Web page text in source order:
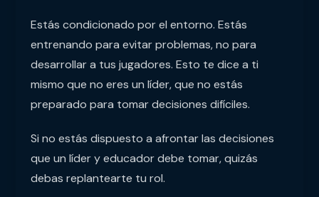
Estás condicionado por el entorno. Estás
entrenando para evitar problemas, no para
desarrollar a tus jugadores. Esto te dice a ti
mismo que no eres un líder, que no estás
preparado para tomar decisiones difíciles.
Si no estás dispuesto a afrontar las decisiones
que un líder y educador debe tomar, quizás
debas replantearte tu rol.